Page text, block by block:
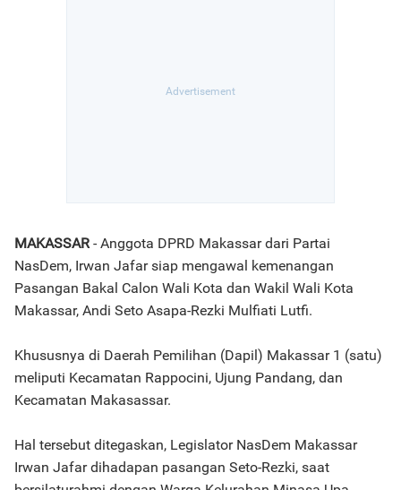
MAKASSAR- Anggota DPRD Makassar dari Partai
NasDem, Irwan Jafar siap mengawal kemenangan
Pasangan Bakal Calon Wali Kota dan Wakil Wali Kota
Makassar, Andi Seto Asapa-Rezki Mulfiati Lutfi.
Khususnya di Daerah Pemilihan (Dapil) Makassar 1 (satu)
meliputi Kecamatan Rappocini, Ujung Pandang, dan
Kecamatan Makasassar.
Hal tersebut ditegaskan, Legislator NasDem Makassar
Irwan Jafar dihadapan pasangan Seto-Rezki, saat